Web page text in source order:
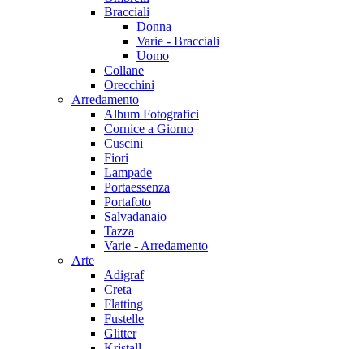
Bracciali
Donna
Varie - Bracciali
Uomo
Collane
Orecchini
Arredamento
Album Fotografici
Cornice a Giorno
Cuscini
Fiori
Lampade
Portaessenza
Portafoto
Salvadanaio
Tazza
Varie - Arredamento
Arte
Adigraf
Creta
Flatting
Fustelle
Glitter